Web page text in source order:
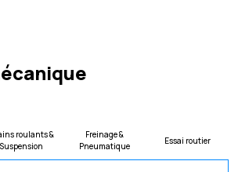
roulants &
Suspension
Freinage &
Pneumatique
Essai routier